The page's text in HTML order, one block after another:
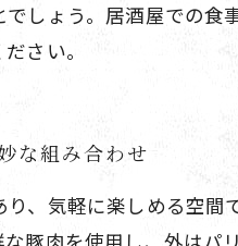
しょう。居酒屋での食
さい。
な組み合わせ
、気軽に楽しめる空